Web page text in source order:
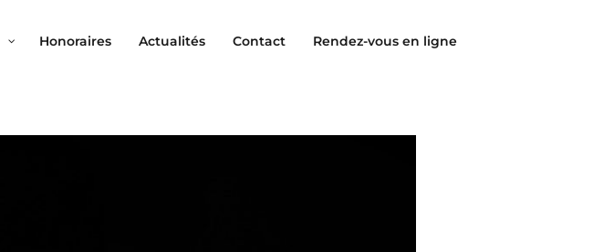
Honoraires Actualités Contact Rendez-vous en ligne